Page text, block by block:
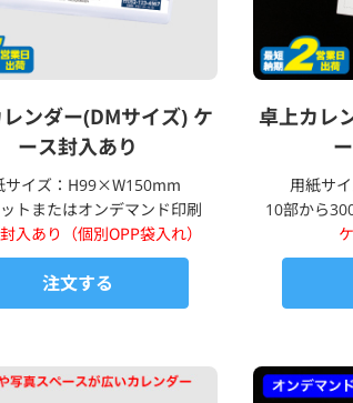
ンダー(DMサイズ) ケ
ース封入あり
サイズ：H99×W150mm
トまたはオンデマンド印刷
入あり（個別OPP袋入れ）
注文する
卓上カレ
用紙サ
10部から